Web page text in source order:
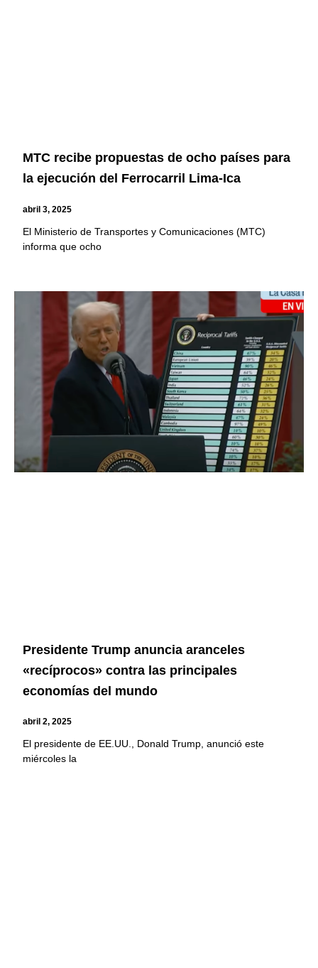
MTC recibe propuestas de ocho países para
la ejecución del Ferrocarril Lima-Ica
abril 3, 2025
El Ministerio de Transportes y Comunicaciones (MTC)
informa que ocho
Presidente Trump anuncia aranceles
«recíprocos» contra las principales
economías del mundo
abril 2, 2025
El presidente de EE.UU., Donald Trump, anunció este
miércoles la